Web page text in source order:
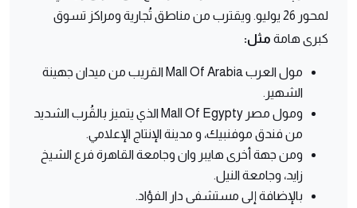
لمحور 26 يوليو. ويقترب من مناطق تُجارية ومراكز تسوق
كبرى هامة مثل:
مول العرب Mall Of Arabia القريب من ميدان جهينة
الشهير.
ومول مصر Mall Of Egypty الذي يتميز بالقُرب الشديد
من فندق موفنبيك، و مدينة الإنتاج الإعلامي.
ومن جهة أخرى هايبر وان وجامعة القاهرة فرع الشيخ
زايد، وجامعة النيل.
بالإضافة إلى مستشفى دار الفؤاد.